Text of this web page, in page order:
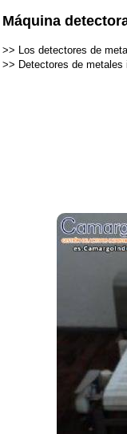
Máquina
>> Los detectores de
>> Detectores de